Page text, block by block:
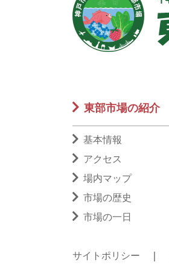
東部市場の紹介
基本情報
アクセス
場内マップ
市場の歴史
市場の一日
サイトポリシー